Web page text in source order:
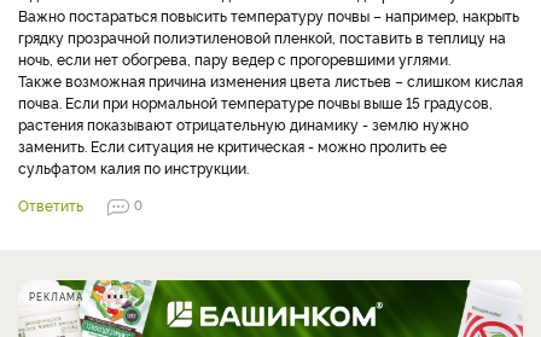
Важно постараться повысить температуру почвы – например, накрыть
грядку прозрачной полиэтиленовой пленкой, поставить в теплицу на
ночь, если нет обогрева, пару ведер с прогоревшими углями.
Также возможная причина изменения цвета листьев – слишком кислая
почва. Если при нормальной температуре почвы выше 15 градусов,
растения показывают отрицательную динамику - землю нужно
заменить. Если ситуация не критическая - можно пролить ее
сульфатом калия по инструкции.
Ответить
0
РЕКЛАМА